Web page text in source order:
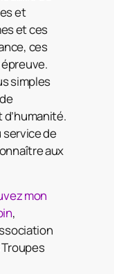
et
et ces
ces
simples
service de
aux
mon
,